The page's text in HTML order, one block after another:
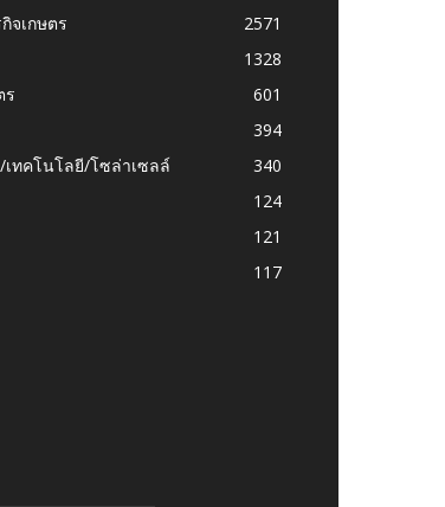
จเกษตร
2571
1328
ร
601
394
ทคโนโลยี/โซล่าเซลล์
340
124
121
117